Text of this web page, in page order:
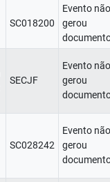
SC018200
Evento não
gerou
SECJF
Evento não
gerou
SC028242
Evento não
gerou